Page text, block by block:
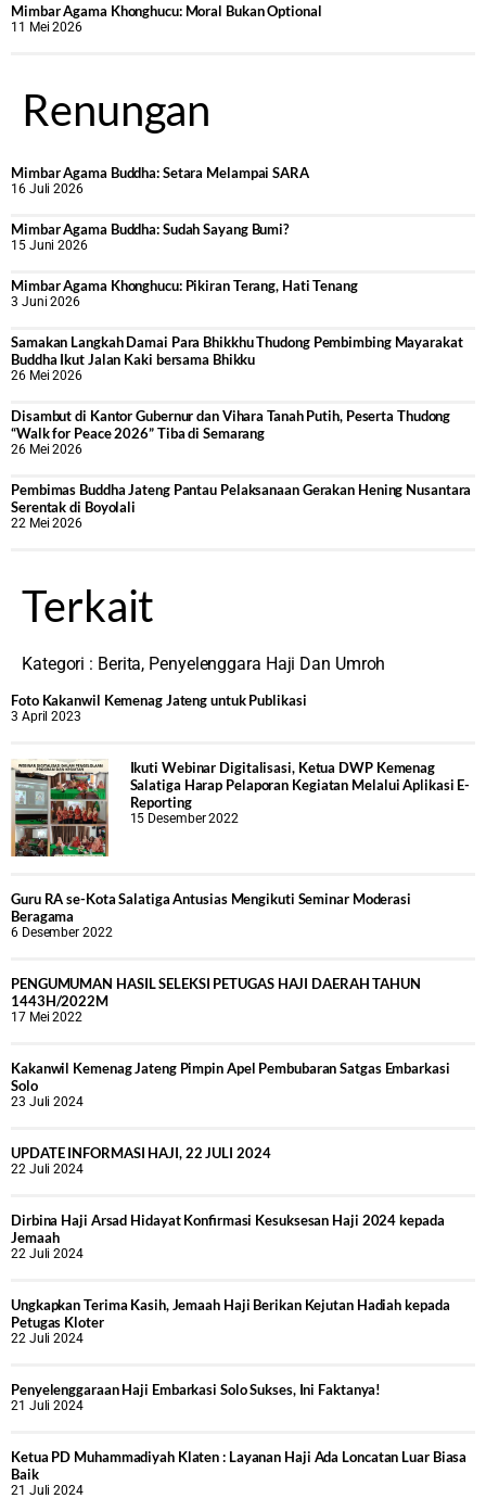
Mimbar Agama Khonghucu: Moral Bukan Optional
11 Mei 2026
Renungan
Mimbar Agama Buddha: Setara Melampai SARA
16 Juli 2026
Mimbar Agama Buddha: Sudah Sayang Bumi?
15 Juni 2026
Mimbar Agama Khonghucu: Pikiran Terang, Hati Tenang
3 Juni 2026
Samakan Langkah Damai Para Bhikkhu Thudong Pembimbing Mayarakat
Buddha Ikut Jalan Kaki bersama Bhikku
26 Mei 2026
Disambut di Kantor Gubernur dan Vihara Tanah Putih, Peserta Thudong
“Walk for Peace 2026” Tiba di Semarang
26 Mei 2026
‎Pembimas Buddha Jateng Pantau Pelaksanaan Gerakan Hening Nusantara
Serentak di Boyolali
22 Mei 2026
Terkait
Kategori : Berita, Penyelenggara Haji Dan Umroh
Foto Kakanwil Kemenag Jateng untuk Publikasi
3 April 2023
Ikuti Webinar Digitalisasi, Ketua DWP Kemenag
Salatiga Harap Pelaporan Kegiatan Melalui Aplikasi E-
Reporting
15 Desember 2022
Guru RA se-Kota Salatiga Antusias Mengikuti Seminar Moderasi
Beragama
6 Desember 2022
PENGUMUMAN HASIL SELEKSI PETUGAS HAJI DAERAH TAHUN
1443H/2022M
17 Mei 2022
Kakanwil Kemenag Jateng Pimpin Apel Pembubaran Satgas Embarkasi
Solo
23 Juli 2024
UPDATE INFORMASI HAJI, 22 JULI 2024
22 Juli 2024
Dirbina Haji Arsad Hidayat Konfirmasi Kesuksesan Haji 2024 kepada
Jemaah
22 Juli 2024
Ungkapkan Terima Kasih, Jemaah Haji Berikan Kejutan Hadiah kepada
Petugas Kloter
22 Juli 2024
Penyelenggaraan Haji Embarkasi Solo Sukses, Ini Faktanya!
21 Juli 2024
Ketua PD Muhammadiyah Klaten : Layanan Haji Ada Loncatan Luar Biasa
Baik
21 Juli 2024